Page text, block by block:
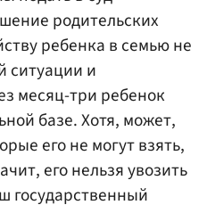
родительских
ребенка в семью не
ситуации и
месяц-три ребенок
базе. Хотя, может,
его не могут взять,
его нельзя увозить
государственный